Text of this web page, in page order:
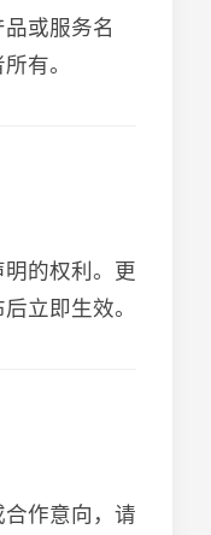
或服务名
有。
的权利。更
立即生效。
作意向，请